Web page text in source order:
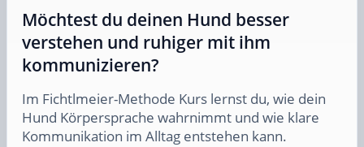
Möchtest du deinen Hund besser
verstehen und ruhiger mit ihm
kommunizieren?
Im Fichtlmeier-Methode Kurs lernst du, wie dein
Hund Körpersprache wahrnimmt und wie klare
Kommunikation im Alltag entstehen kann.